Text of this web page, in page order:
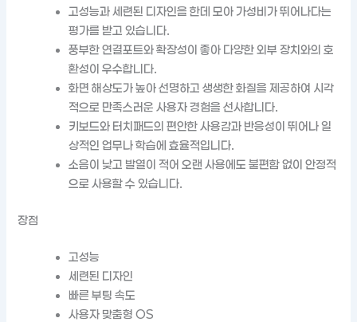
고성능과 세련된 디자인을 한데 모아 가성비가 뛰어나다는
평가를 받고 있습니다.
풍부한 연결포트와 확장성이 좋아 다양한 외부 장치와의 호
환성이 우수합니다.
화면 해상도가 높아 선명하고 생생한 화질을 제공하여 시각
적으로 만족스러운 사용자 경험을 선사합니다.
키보드와 터치패드의 편안한 사용감과 반응성이 뛰어나 일
상적인 업무나 학습에 효율적입니다.
소음이 낮고 발열이 적어 오랜 사용에도 불편함 없이 안정적
으로 사용할 수 있습니다.
장점
고성능
세련된 디자인
빠른 부팅 속도
사용자 맞춤형 OS